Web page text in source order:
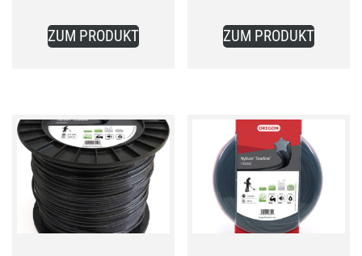
39,99 €.
ZUM PRODUKT
124,99 €.
ZUM PRODUKT